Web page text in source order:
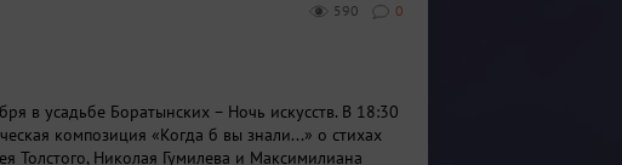
0
590
в усадьбе Боратынских – Ночь искусств. В 18:30
композиция «Когда б вы знали...» о стихах
Толстого, Николая Гумилева и Максимилиана